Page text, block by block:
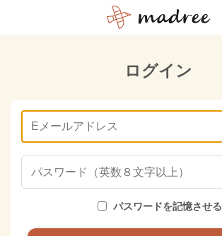
ログイン
パスワードを記憶させる